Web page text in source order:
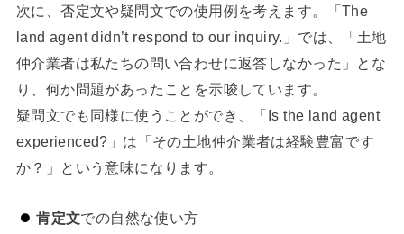
次に、否定文や疑問文での使用例を考えます。「The
land agent didn’t respond to our inquiry.」では、「土地
仲介業者は私たちの問い合わせに返答しなかった」とな
り、何か問題があったことを示唆しています。
疑問文でも同様に使うことができ、「Is the land agent
experienced?」は「その土地仲介業者は経験豊富です
か？」という意味になります。
肯定文での自然な使い方